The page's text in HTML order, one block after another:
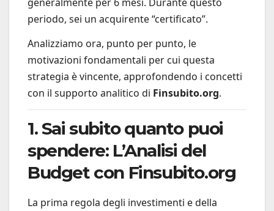
periodo, sei un acquirente “certificato”.
Analizziamo ora, punto per punto, le
motivazioni fondamentali per cui questa
strategia è vincente, approfondendo i concetti
con il supporto analitico di Finsubito.org.
1. Sai subito quanto puoi
spendere: L’Analisi del
Budget con Finsubito.org
La prima regola degli investimenti e della